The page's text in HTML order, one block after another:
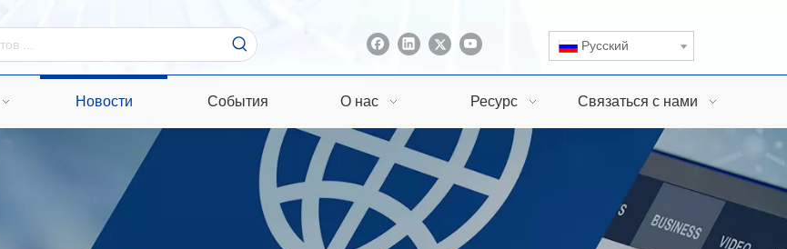
Pусский
Новости События О нас Ресурс Связаться с нами